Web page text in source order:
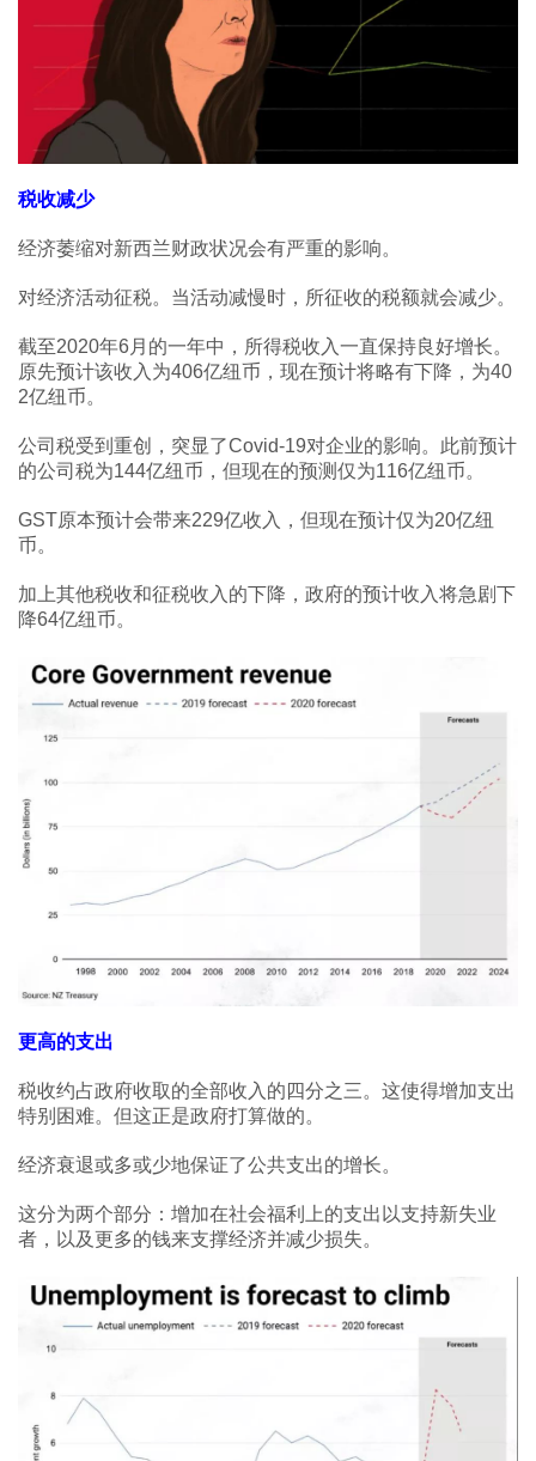
税收减少
经济萎缩对新西兰财政状况会有严重的影响。
对经济活动征税。当活动减慢时，所征收的税额就会减少。
截至2020年6月的一年中，所得税收入一直保持良好增长。
原先预计该收入为406亿纽币，现在预计将略有下降，为40
2亿纽币。
公司税受到重创，突显了Covid-19对企业的影响。此前预计
的公司税为144亿纽币，但现在的预测仅为116亿纽币。
GST原本预计会带来229亿收入，但现在预计仅为20亿纽
币。
加上其他税收和征税收入的下降，政府的预计收入将急剧下
降64亿纽币。
更高的支出
税收约占政府收取的全部收入的四分之三。这使得增加支出
特别困难。但这正是政府打算做的。
经济衰退或多或少地保证了公共支出的增长。
这分为两个部分：增加在社会福利上的支出以支持新失业
者，以及更多的钱来支撑经济并减少损失。